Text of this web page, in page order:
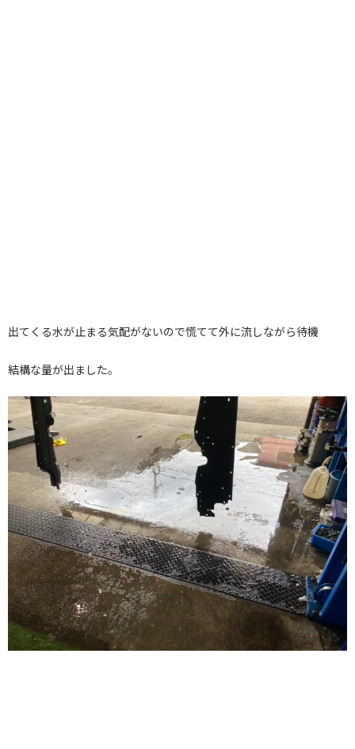
出てくる水が止まる気配がないので慌てて外に流しながら待機
結構な量が出ました。